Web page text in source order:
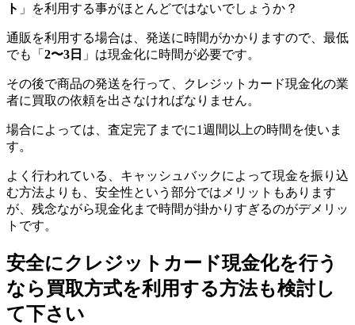
ト 」を利用する事がほとんどではないでしょうか？
通販を利用する場合は、発送に時間がかかりますので、最低
でも「 2〜3日 」は現金化に時間が必要です。
その後で商品の発送を行って、クレジットカード現金化の業
者に買取の依頼を出さなければなりません。
場合によっては、査定完了までに1週間以上の時間を使いま
す。
よく行われている、キャッシュバックによって現金を振り込
む方法よりも、安全性という部分ではメリットもあります
が、残念ながら現金化まで時間が掛かりすぎるのがデメリッ
トです。
安全にクレジットカード現金化を行う
なら買取方式を利用する方法も検討し
て下さい